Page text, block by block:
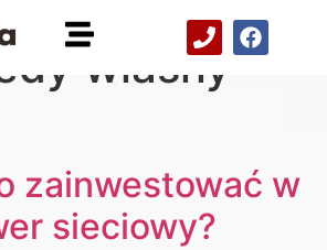
własny
zainwestować w
sieciowy?